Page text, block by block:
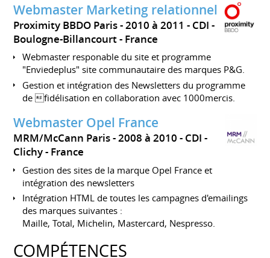
Webmaster Marketing relationnel
Proximity BBDO Paris 2010 à 2011 CDI
Boulogne-Billancourt
France
Webmaster responable du site et programme
"Enviedeplus" site communautaire des marques P&G.
Gestion et intégration des Newsletters du programme
de fidélisation en collaboration avec 1000mercis.
Webmaster Opel France
MRM/McCann Paris 2008 à 2010 CDI
Clichy
France
Gestion des sites de la marque Opel France et
intégration des newsletters
Intégration HTML de toutes les campagnes d'emailings
des marques suivantes :
Maille, Total, Michelin, Mastercard, Nespresso.
COMPÉTENCES